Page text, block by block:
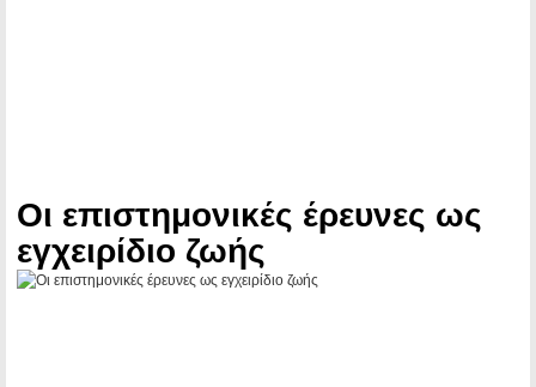
Οι επιστημονικές έρευνες ως
εγχειρίδιο ζωής